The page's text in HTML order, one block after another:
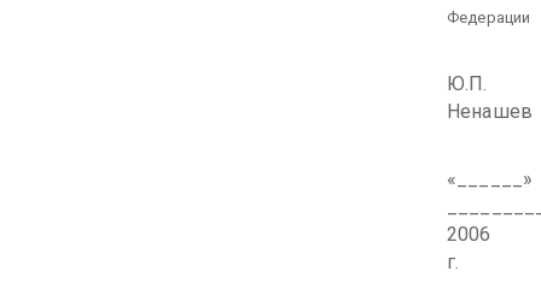
Федерации
Ю.П.
Ненашев
«______»
2006
г.